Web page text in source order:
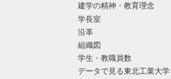
建学の精神・教育理念
学長室
沿革
組織図
学生・教職員数
データで見る東北工業大学